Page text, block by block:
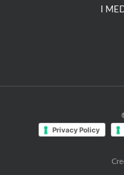
I
Privacy Policy